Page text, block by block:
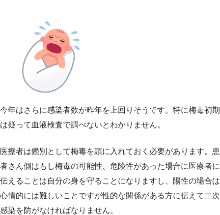
今年はさらに感染者数が昨年を上回りそうです。特に梅毒初期
は疑って血液検査で調べないとわかりません。
医療者は鑑別として梅毒を頭に入れておく必要があります。患
者さん側はもし梅毒の可能性、危険性があった場合に医療者に
伝えることは自分の身を守ることになりますし、陽性の場合は
心情的には難しいことですが性的な関係がある方に伝えて二次
感染を防がなければなりません。